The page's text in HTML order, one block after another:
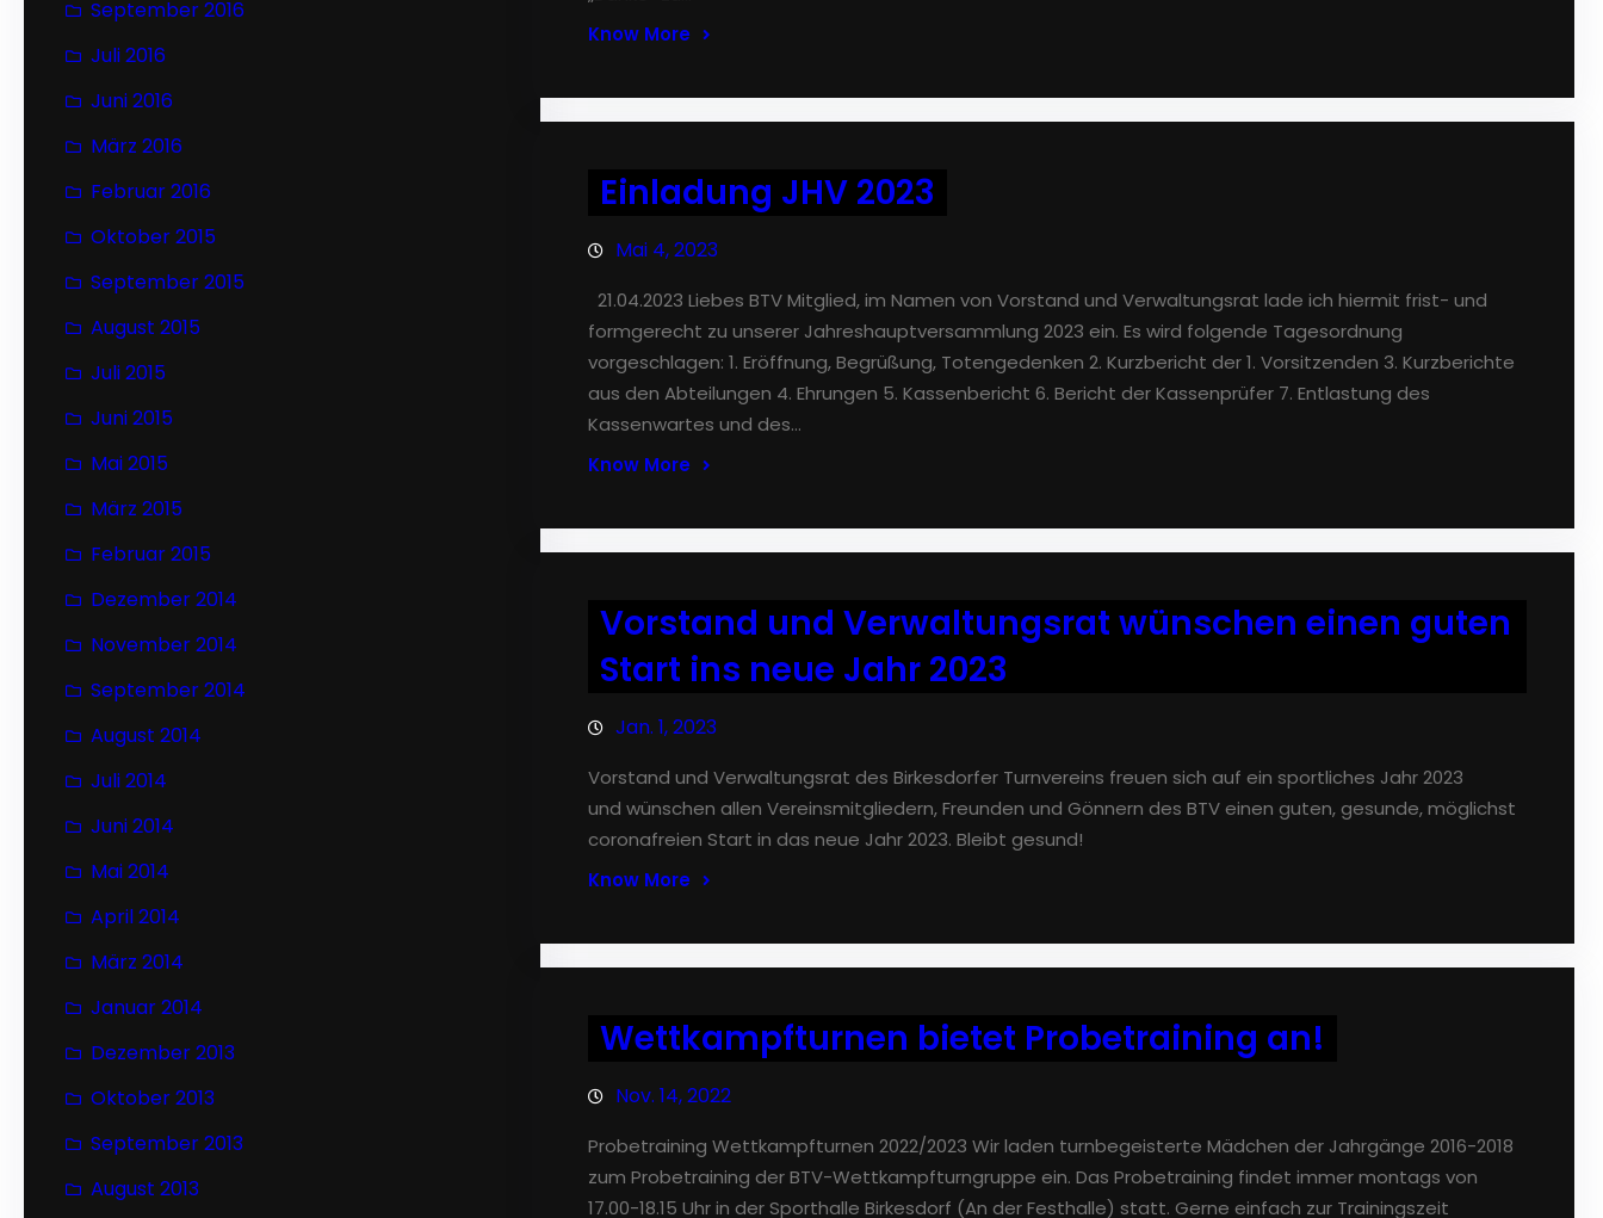
September 2016
Juli 2016
Juni 2016
März 2016
Februar 2016
Oktober 2015
September 2015
August 2015
Juli 2015
Juni 2015
Mai 2015
März 2015
Februar 2015
Dezember 2014
November 2014
September 2014
August 2014
Juli 2014
Juni 2014
Mai 2014
April 2014
März 2014
Januar 2014
Dezember 2013
Oktober 2013
September 2013
August 2013
Know More
Einladung JHV 2023
Mai 4, 2023
21.04.2023 Liebes BTV Mitglied, im Namen von Vorstand und Verwaltungsrat lade ich hiermit frist- und
formgerecht zu unserer Jahreshauptversammlung 2023 ein. Es wird folgende Tagesordnung
vorgeschlagen: 1. Eröffnung, Begrüßung, Totengedenken 2. Kurzbericht der 1. Vorsitzenden 3. Kurzberichte
aus den Abteilungen 4. Ehrungen 5. Kassenbericht 6. Bericht der Kassenprüfer 7. Entlastung des
Kassenwartes und des…
Know More
Vorstand und Verwaltungsrat wünschen einen guten
Start ins neue Jahr 2023
Jan. 1, 2023
Vorstand und Verwaltungsrat des Birkesdorfer Turnvereins freuen sich auf ein sportliches Jahr 2023
und wünschen allen Vereinsmitgliedern, Freunden und Gönnern des BTV einen guten, gesunde, möglichst
coronafreien Start in das neue Jahr 2023. Bleibt gesund!
Know More
Wettkampfturnen bietet Probetraining an!
Nov. 14, 2022
Probetraining Wettkampfturnen 2022/2023 Wir laden turnbegeisterte Mädchen der Jahrgänge 2016-2018
zum Probetraining der BTV-Wettkampfturngruppe ein. Das Probetraining findet immer montags von
17.00-18.15 Uhr in der Sporthalle Birkesdorf (An der Festhalle) statt. Gerne einfach zur Trainingszeit